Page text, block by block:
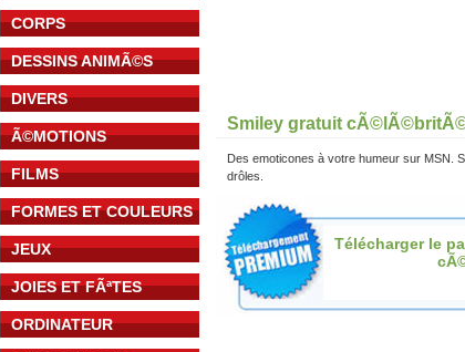
CORPS
DESSINS ANIMÃ©S
DIVERS
Ã©MOTIONS
FILMS
FORMES ET COULEURS
JEUX
JOIES ET FÃªTES
ORDINATEUR
Smiley gratuit
Des emoticones à votre humeur sur MSN.
drôles.
Télécharger le